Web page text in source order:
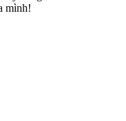
mình!